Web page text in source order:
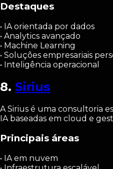
Destaques
• IA orientada por dados
• Analytics avançado
• Machine Learning
• Soluções empresariais
• Inteligência operacional
8. Sirius
A Sirius é uma consultoria
IA baseadas em cloud e
Principais áreas
• IA em nuvem